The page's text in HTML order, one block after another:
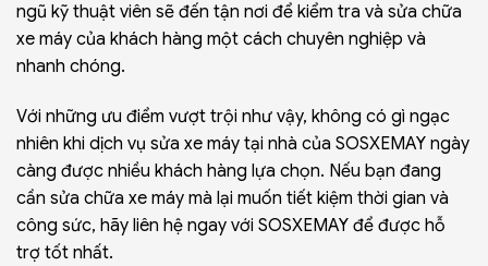
ngũ kỹ thuật viên sẽ đến tận nơi để kiểm tra và sửa chữa
xe máy của khách hàng một cách chuyên nghiệp và
nhanh chóng.
Với những ưu điểm vượt trội như vậy, không có gì ngạc
nhiên khi dịch vụ sửa xe máy tại nhà của SOSXEMAY ngày
càng được nhiều khách hàng lựa chọn. Nếu bạn đang
cần sửa chữa xe máy mà lại muốn tiết kiệm thời gian và
công sức, hãy liên hệ ngay với SOSXEMAY để được hỗ
trợ tốt nhất.